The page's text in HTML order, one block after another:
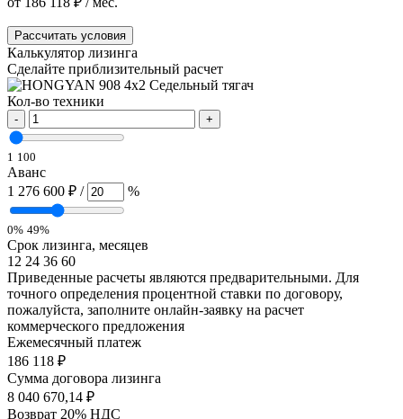
Рассчитать условия
Калькулятор лизинга
Сделайте приблизительный расчет
Кол-во техники
- +
1 100
Аванс
1 276 600 ₽ / %
0% 49%
Срок лизинга, месяцев
12 24 36 60
Приведенные расчеты являются предварительными. Для
точного определения процентной ставки по договору,
пожалуйста, заполните онлайн-заявку на расчет
коммерческого предложения
Ежемесячный платеж
186 118 ₽
Сумма договора лизинга
8 040 670,14 ₽
Возврат 20% НДС